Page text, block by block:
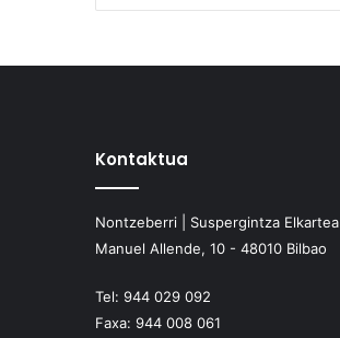
Kontaktua
Nontzeberri | Suspergintza Elkartea
Manuel Allende, 10 - 48010 Bilbao
Tel: 944 029 092
Faxa: 944 008 061